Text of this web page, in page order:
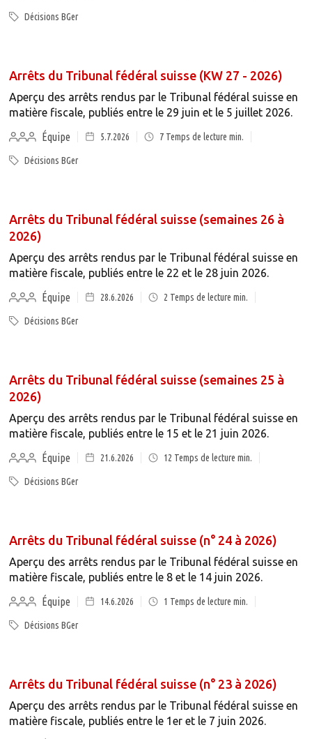
Décisions BGer
Arrêts du Tribunal fédéral suisse (KW 27 - 2026)
Aperçu des arrêts rendus par le Tribunal fédéral suisse en
matière fiscale, publiés entre le 29 juin et le 5 juillet 2026.
Équipe
5.7.2026 7Temps de lecture min.
Décisions BGer
Arrêts du Tribunal fédéral suisse (semaines 26 à
2026)
Aperçu des arrêts rendus par le Tribunal fédéral suisse en
matière fiscale, publiés entre le 22 et le 28 juin 2026.
Équipe
28.6.2026 2 Temps de lecture min.
Décisions BGer
Arrêts du Tribunal fédéral suisse (semaines 25 à
2026)
Aperçu des arrêts rendus par le Tribunal fédéral suisse en
matière fiscale, publiés entre le 15 et le 21 juin 2026.
Équipe
21.6.2026 12 Temps de lecture min.
Décisions BGer
Arrêts du Tribunal fédéral suisse (n° 24 à 2026)
Aperçu des arrêts rendus par le Tribunal fédéral suisse en
matière fiscale, publiés entre le 8 et le 14 juin 2026.
Équipe
14.6.2026 1 Temps de lecture min.
Décisions BGer
Arrêts du Tribunal fédéral suisse (n° 23 à 2026)
Aperçu des arrêts rendus par le Tribunal fédéral suisse en
matière fiscale, publiés entre le 1er et le 7 juin 2026.